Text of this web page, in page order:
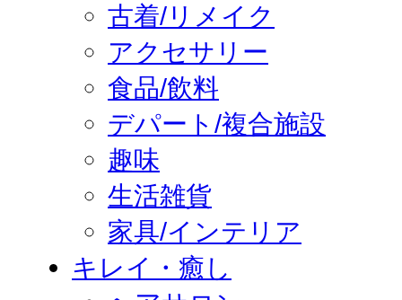
古着/リメイク
アクセサリー
食品/飲料
デパート/複合施設
趣味
生活雑貨
家具/インテリア
キレイ・癒し